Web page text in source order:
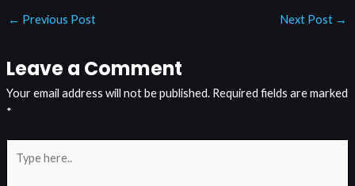
← Previous Post Next Post →
Leave a Comment
Your email address will not be published. Required fields are marked
*
here..